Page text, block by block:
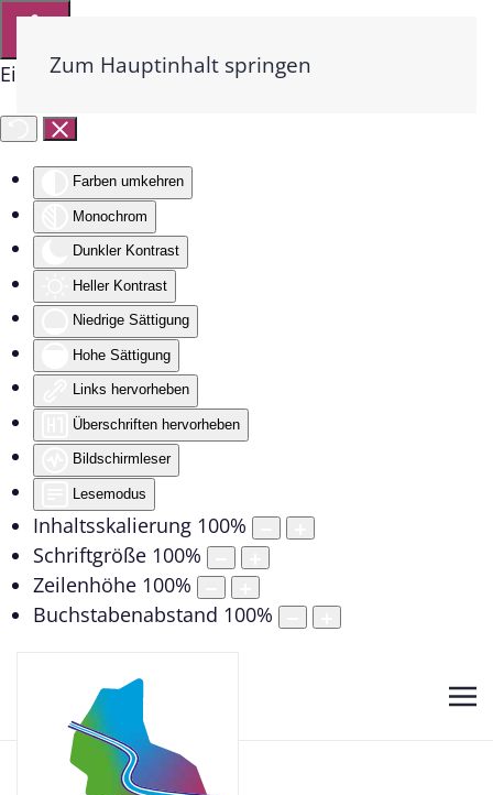
Eingabehilfen öffnen
Farben umkehren
Monochrom
Dunkler Kontrast
Heller Kontrast
Niedrige Sättigung
Hohe Sättigung
Links hervorheben
Überschriften hervorheben
Bildschirmleser
Lesemodus
Inhaltsskalierung 100%
Schriftgröße 100%
Zeilenhöhe 100%
Buchstabenabstand 100%
Zum Hauptinhalt springen